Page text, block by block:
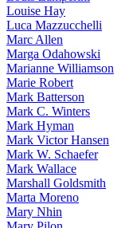
Louise Hay
Luca Mazzucchelli
Marc Allen
Marga Odahowski
Marianne Williamson
Marie Robert
Mark Batterson
Mark C. Winters
Mark Hyman
Mark Victor Hansen
Mark W. Schaefer
Mark Wallace
Marshall Goldsmith
Marta Moreno
Mary Nhin